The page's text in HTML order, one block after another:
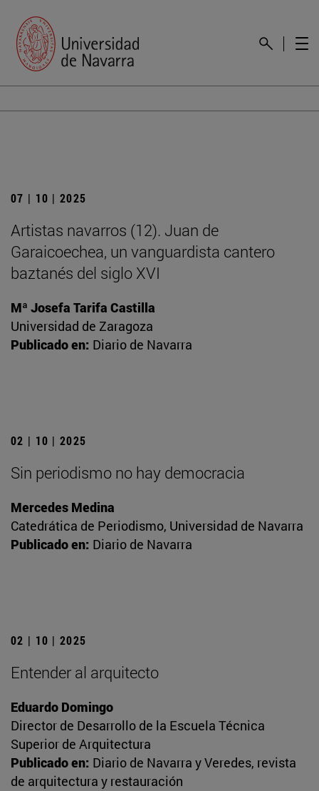
07 | 10 | 2025
Artistas navarros (12). Juan de
Garaicoechea, un vanguardista cantero
baztanés del siglo XVI
Mª Josefa Tarifa Castilla
Universidad de Zaragoza
Publicado en: Diario de Navarra
02 | 10 | 2025
Sin periodismo no hay democracia
Mercedes Medina
Catedrática de Periodismo, Universidad de Navarra
Publicado en: Diario de Navarra
02 | 10 | 2025
Entender al arquitecto
Eduardo Domingo
Director de Desarrollo de la Escuela Técnica
Superior de Arquitectura
Publicado en: Diario de Navarra y Veredes, revista
de arquitectura y restauración